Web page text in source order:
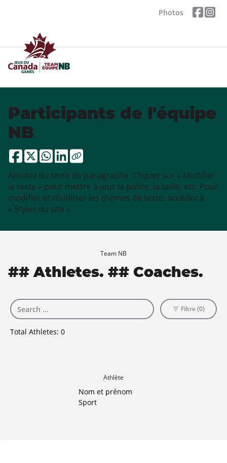
Photos
Participants de l'équipe
NB
Ajoutez du texte de paragraphe. Cliquez sur « Modifier
le texte » pour mettre à jour la police, la taille, etc. Pour
modifier et réutiliser les thèmes de texte, accédez à
« Styles du site ».
Team NB
## Athletes. ## Coaches.
Total Athletes: 0
Filtre (0)
Athlète
Nom et prénom
Sport